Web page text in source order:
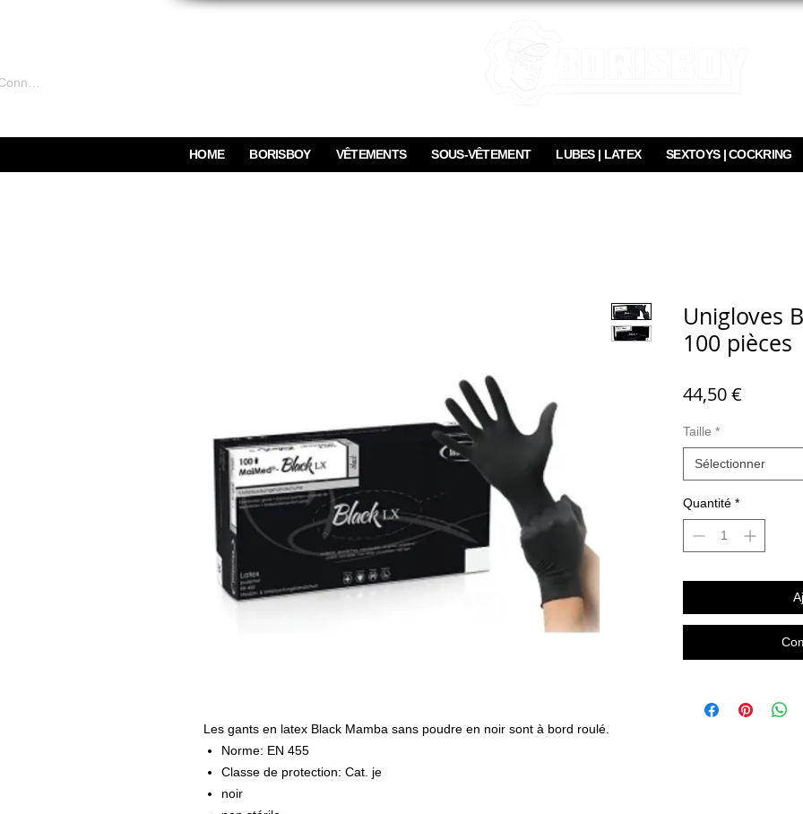
HOME BORISBOY VÊTEMENTS SOUS-VÊTEMENT LUBES | LATEX SEXTOYS | COCKRING
Les gants en latex Black Mamba sans poudre en noir sont à bord roulé.
Norme: EN 455
Classe de protection: Cat. je
noir
Unigloves
100 pièces
44,50 €
Taille *
Sélectionner
Quantité *